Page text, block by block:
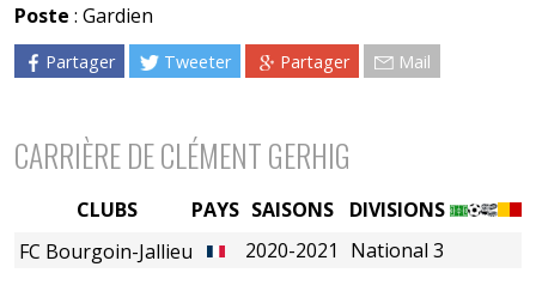
Poste : Gardien
Partager Tweeter Partager Mail
CARRIÈRE DE CLÉMENT GERHIG
PAYS SAISONS
DIVISIONS
2020-2021
National 3
CLUBS
FC Bourgoin-Jallieu